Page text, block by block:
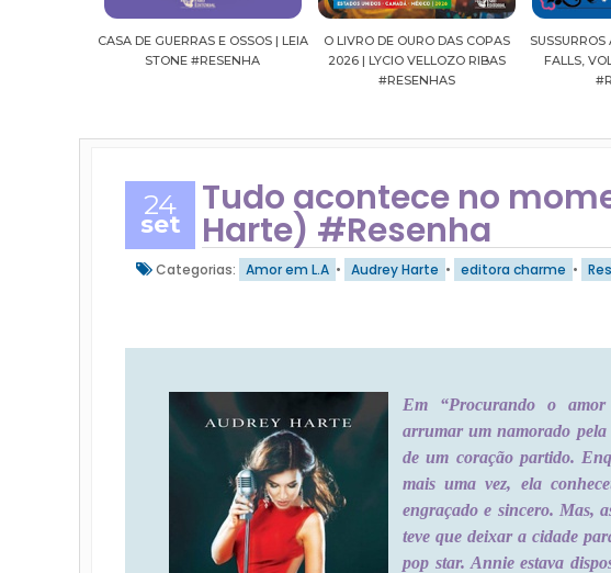
GUERRAS E OSSOS | LEIA
O LIVRO DE OURO DAS COPAS
2026 | LYCIO VELLOZO RIBAS
SUSSURROS AO LUAR | SHADOW
FALLS, VOL.04 | C.C.HUNTER
#RESENHA
24
set
Tudo acontece no
Harte) #Resenha
Categorias: Amor em L.A • Audrey Harte • editora charme •
Em “Procurando o
arrumar um namorado
de um coração partido.
mais uma vez, ela
engraçado e sincero. Mas,
teve que deixar a cidade
pop star. Annie estava